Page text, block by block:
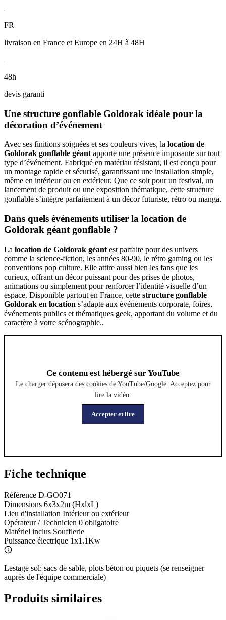
FR
livraison en France et Europe en 24H à 48H
48h
devis garanti
Une structure gonflable Goldorak idéale pour la
décoration d’événement
Avec ses finitions soignées et ses couleurs vives, la location de
Goldorak gonflable géant apporte une présence imposante sur tout
type d’événement. Fabriqué en matériau résistant, il est conçu pour
un montage rapide et sécurisé, garantissant une installation simple,
même en intérieur ou en extérieur. Que ce soit pour un festival, un
lancement de produit ou une exposition thématique, cette structure
gonflable s’intègre parfaitement à un décor futuriste, rétro ou manga.
Dans quels événements utiliser la location de
Goldorak géant gonflable ?
La location de Goldorak géant est parfaite pour des univers
comme la science-fiction, les années 80-90, le rétro gaming ou les
conventions pop culture. Elle attire aussi bien les fans que les
curieux, offrant un décor puissant pour des prises de photos,
animations ou simplement pour renforcer l’identité visuelle d’un
espace. Disponible partout en France, cette structure gonflable
Goldorak en location s’adapte aux événements corporate, foires,
événements publics et thématiques geek, apportant du volume et du
caractère à votre scénographie..
Ce contenu est hébergé sur YouTube
Le charger déposera des cookies de YouTube/Google. Acceptez pour
lire la vidéo.
Accepter et lire
Fiche technique
Référence D-GO071
Dimensions 6x3x2m (HxlxL)
Lieu d'installation Intérieur ou extérieur
Opérateur / Technicien 0 obligatoire
Matériel inclus Soufflerie
Puissance électrique 1x1.1Kw
Lestage sol: sacs de sable, plots béton ou piquets (se renseigner
auprès de l'équipe commerciale)
Produits similaires